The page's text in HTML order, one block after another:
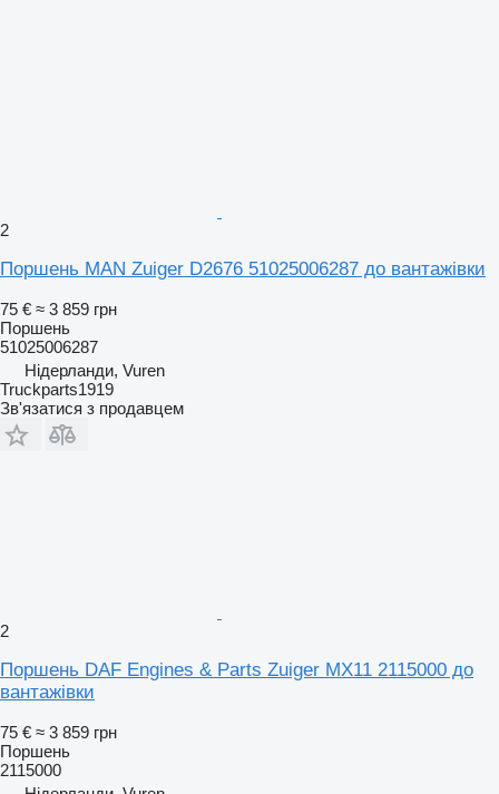
2
Поршень MAN Zuiger D2676 51025006287 до вантажівки
75 € ≈ 3 859 грн
Поршень
51025006287
Нідерланди, Vuren
Truckparts1919
Зв'язатися з продавцем
2
Поршень DAF Engines & Parts Zuiger MX11 2115000 до
вантажівки
75 € ≈ 3 859 грн
Поршень
2115000